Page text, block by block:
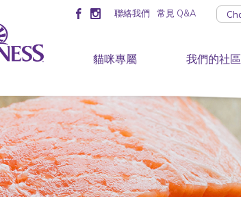
聯絡我們 常見 Q&A
貓咪專屬 我們的社區